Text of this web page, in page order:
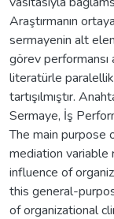
Araştırmanın
sermayenin alt
görev performansı
literatürle
tartışılmıştır.
Sermaye, İş
The main
mediation variable
influence of
this general-
of organizational